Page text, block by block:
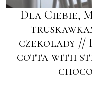
Dla Ciebie,
czekolady //
cotta with